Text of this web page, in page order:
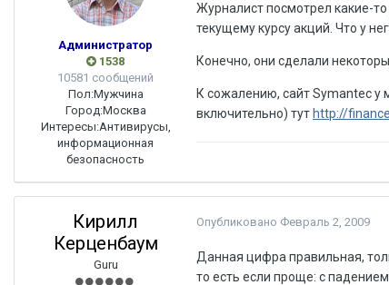
Администратор
1538
10581 сообщений
Пол:Мужчина
Город:Москва
Интересы:Антивирусы,
информационная
безопасность
Журналист посмотрел какие-
текущему курсу акций. Что у
Конечно, они сделали
К сожалению, сайт Symantec у
включительно) тут http://
Кирилл
Керценбаум
Guru
Опубликовано Февраль 2, 2009
Данная цифра правильная,
то есть если проще: с